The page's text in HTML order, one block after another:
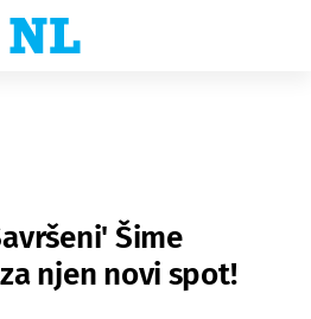
Šime
njen novi spot!